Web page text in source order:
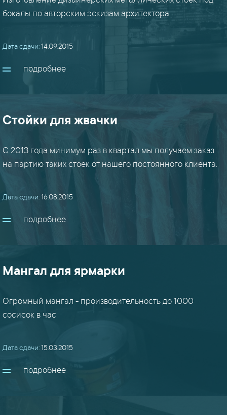
бокалы по авторским эскизам архитектора
Дата сдачи:14.09.2015
подробнее
Стойки для жвачки
С 2013 года минимум раз в квартал мы получаем заказ
на партию таких стоек от нашего постоянного клиента.
Дата сдачи:16.08.2015
подробнее
Мангал для ярмарки
Огромный мангал - производительность до 1000
сосисок в час
Дата сдачи:15.03.2015
подробнее